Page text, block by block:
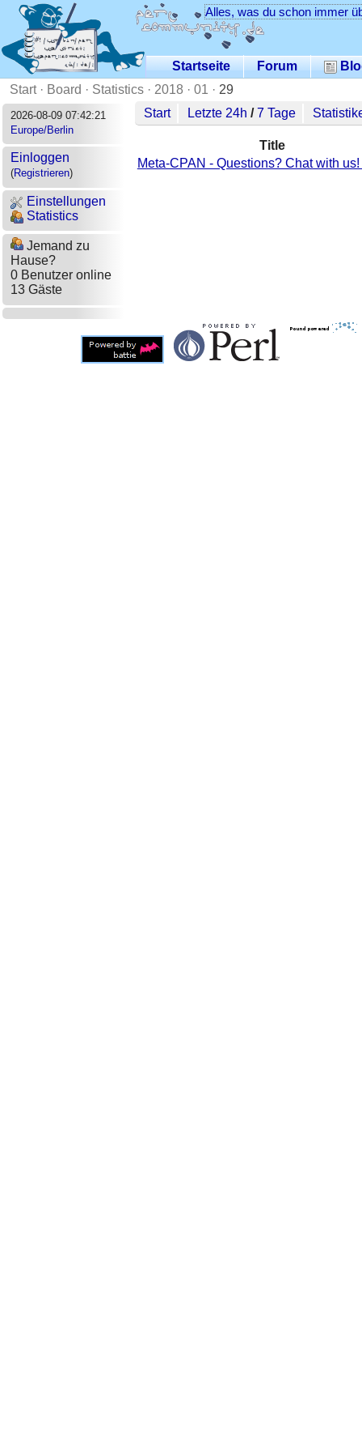
Alles, was du schon immer
Startseite Forum
Start· Board · Statistics · 2018 · 01 · 29
2026-08-09 07:42:21
Europe/Berlin
Einloggen
(Registrieren)
Einstellungen
Statistics
Jemand zu
Hause?
0 Benutzer online
13 Gäste
Start Letzte 24h /7 Tage
Title
Meta-CPAN - Questions? Chat with